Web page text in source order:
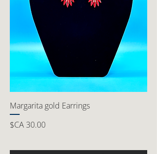
Margarita gold Earrings
السعر